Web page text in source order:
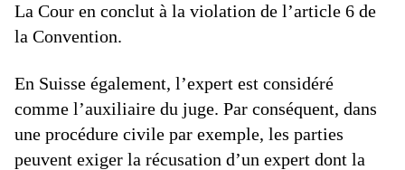
La Cour en conclut à la violation de l’article 6 de
la Convention.
En Suisse également, l’expert est considéré
comme l’auxiliaire du juge. Par conséquent, dans
une procédure civile par exemple, les parties
peuvent exiger la récusation d’un expert dont la